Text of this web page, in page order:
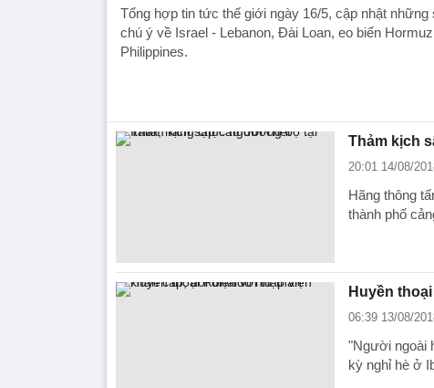
Tổng hợp tin tức thế giới ngày 16/5, cập nhật những
chú ý về Israel - Lebanon, Đài Loan, eo biển
Philippines.
Thảm kịch
20:01 14/08/
Hãng thông
thành phố
Huyền
06:39 13/08/
"Người ngoài
kỳ nghỉ hè ở